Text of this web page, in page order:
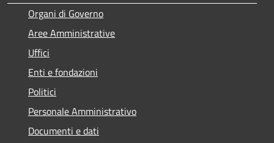
Organi di Governo
Aree Amministrative
Uffici
Enti e fondazioni
Politici
Personale Amministrativo
Documenti e dati